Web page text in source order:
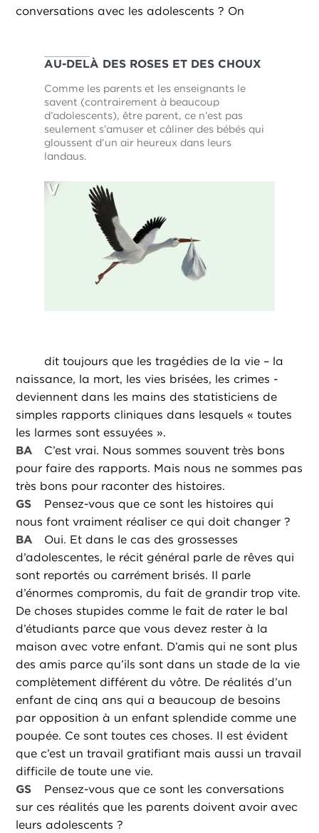
conversations avec les adolescents ? On
AU-DELÀ DES ROSES ET DES CHOUX
Comme les parents et les enseignants le
savent (contrairement à beaucoup
d’adolescents), être parent, ce n’est pas
seulement s’amuser et câliner des bébés qui
gloussent d’un air heureux dans leurs
landaus.
dit toujours que les tragédies de la vie – la
naissance, la mort, les vies brisées, les crimes -
deviennent dans les mains des statisticiens de
simples rapports cliniques dans lesquels « toutes
les larmes sont essuyées ».
BA
C’est vrai. Nous sommes souvent très bons
pour faire des rapports. Mais nous ne sommes pas
très bons pour raconter des histoires.
GS
Pensez-vous que ce sont les histoires qui
nous font vraiment réaliser ce qui doit changer ?
BA
Oui. Et dans le cas des grossesses
d’adolescentes, le récit général parle de rêves qui
sont reportés ou carrément brisés. Il parle
d’énormes compromis, du fait de grandir trop vite.
De choses stupides comme le fait de rater le bal
d’étudiants parce que vous devez rester à la
maison avec votre enfant. D’amis qui ne sont plus
des amis parce qu’ils sont dans un stade de la vie
complètement différent du vôtre. De réalités d’un
enfant de cinq ans qui a beaucoup de besoins
par opposition à un enfant splendide comme une
poupée. Ce sont toutes ces choses. Il est évident
que c’est un travail gratifiant mais aussi un travail
difficile de toute une vie.
GS
Pensez-vous que ce sont les conversations
sur ces réalités que les parents doivent avoir avec
leurs adolescents ?